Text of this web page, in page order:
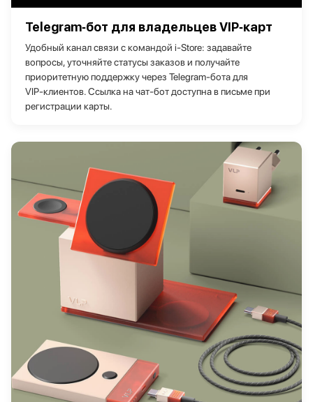
Telegram‑бот для владельцев VIP‑карт
Удобный канал связи с командой i‑Store: задавайте
вопросы, уточняйте статусы заказов и получайте
приоритетную поддержку через Telegram‑бота для
VIP‑клиентов. Ссылка на чат-бот доступна в письме при
регистрации карты.